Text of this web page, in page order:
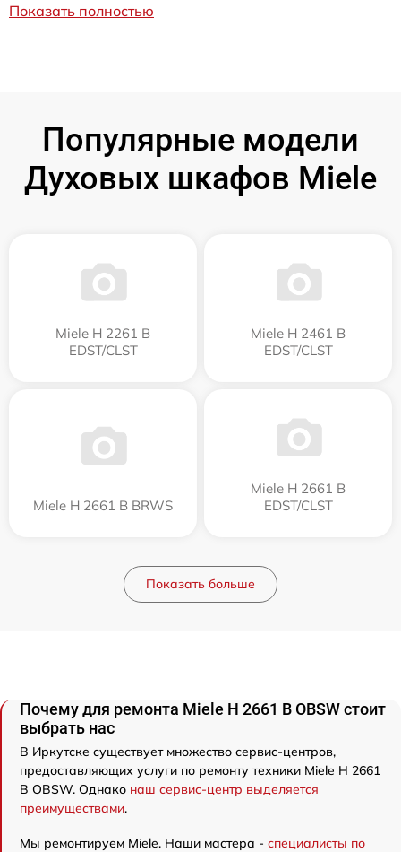
Показать полностью
Популярные модели
Духовых шкафов Miele
Miele H 2261 B
EDST/CLST
Miele H 2461 B
EDST/CLST
Miele H 2661 B BRWS
Miele H 2661 B
EDST/CLST
Показать больше
Почему для ремонта Miele H 2661 B OBSW стоит
выбрать нас
В Иркутске существует множество сервис-центров,
предоставляющих услуги по ремонту техники Miele H 2661
B OBSW. Однако наш сервис-центр выделяется
преимуществами.
Мы ремонтируем Miele. Наши мастера - специалисты по